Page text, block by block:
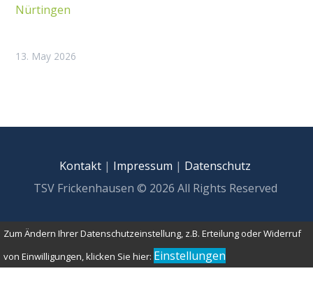
13. May 2026
Kontakt | Impressum | Datenschutz
TSV Frickenhausen © 2026 All Rights Reserved
Zum Ändern Ihrer Datenschutzeinstellung, z.B. Erteilung oder Widerruf
von Einwilligungen, klicken Sie hier: Einstellungen